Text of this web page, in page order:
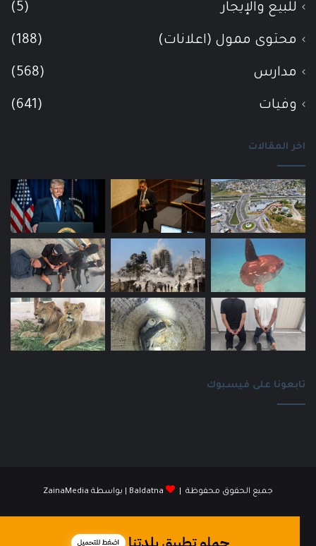
للبيع والإيجار (5)
محتوى ممول (اعلانات) (188)
مدارس (568)
وفيات (641)
اخر المقالات
تابعونا على فيسبوك
جميع الحقوق محفوظة | Baldatna | بواسطة ZainaMedia